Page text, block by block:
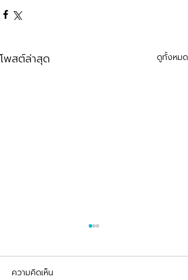
โพสต์ล่าสุด ดูทั้งหมด
ความคิดเห็น